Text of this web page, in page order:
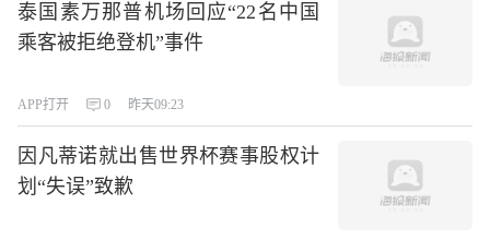
泰国素万那普机场回应“22名中国
乘客被拒绝登机”事件
APP打开 0 昨天09:23
因凡蒂诺就出售世界杯赛事股权计
划“失误”致歉